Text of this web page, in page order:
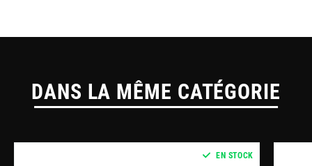
DANS LA MÊME CATÉGORIE
EN STOCK